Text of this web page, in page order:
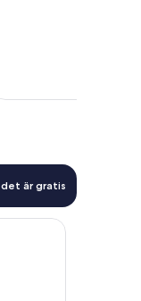
är gratis